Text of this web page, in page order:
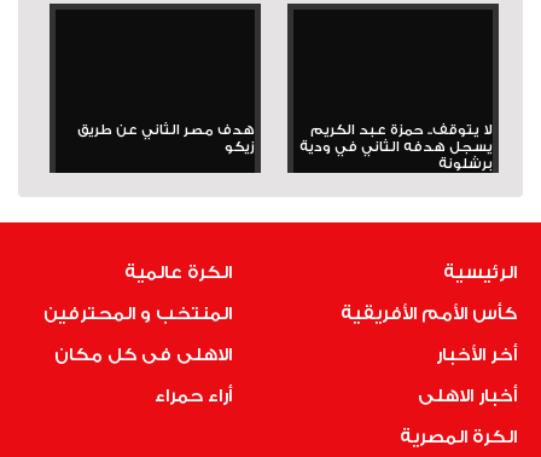
لا يتوقف.. حمزة عبد الكريم
يسجل هدفه الثاني في ودية
برشلونة
هدف مصر الثاني عن طريق
زيكو
الرئيسية
كأس الأمم الأفريقية
أخر الأخبار
أخبار الاهلى
الكرة المصرية
الكرة عالمية
المنتخب و المحترفين
الاهلى فى كل مكان
أراء حمراء